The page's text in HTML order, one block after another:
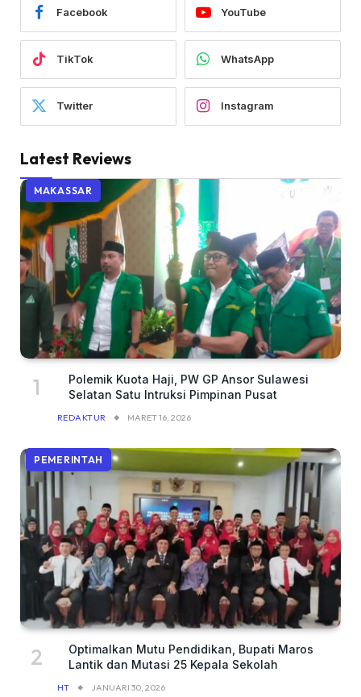
Facebook YouTube
TikTok WhatsApp
Twitter Instagram
Latest Reviews
MAKASSAR
Polemik Kuota Haji, PW GP Ansor Sulawesi
Selatan Satu Intruksi Pimpinan Pusat
REDAKTUR MARET 16, 2026
PEMERINTAH
Optimalkan Mutu Pendidikan, Bupati Maros
Lantik dan Mutasi 25 Kepala Sekolah
HT JANUARI 30, 2026